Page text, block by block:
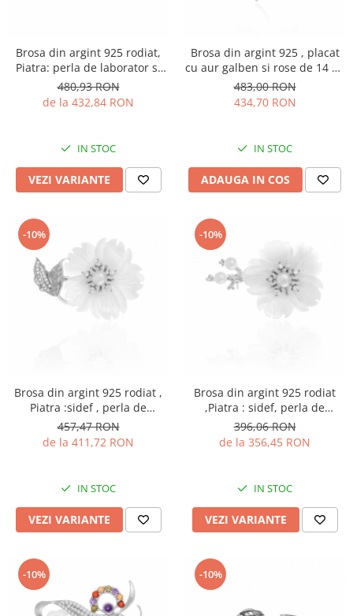
Brosa din argint 925 rodiat,
Piatra: perla de laborator si
sidef, Culoare: alb, Sonis
Silver
480,93 RON
de la 432,84 RON
IN STOC
VEZI VARIANTE
Brosa din argint 925 , placat
cu aur galben si rose de 14 kt,
Piatra: perla de laborator si
cubic zirconia , Culoare : alb
si transparent ,
483,00 RON
434,70 RON
IN STOC
ADAUGA IN COS
-10%
Brosa din argint 925 rodiat ,
Piatra :sidef , perla de
laborator , zirconia fatetata si
cubic zirconia , Culoare : sidef
, alb si transparent ,
457,47 RON
de la 411,72 RON
IN STOC
VEZI VARIANTE
-10%
Brosa din argint 925 rodiat
,Piatra : sidef, perla de
laborator si cubic zirconia ,
Culoare: sidef, alb si
transparent ,
396,06 RON
de la 356,45 RON
IN STOC
VEZI VARIANTE
-10% -10%